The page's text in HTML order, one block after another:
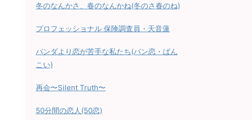
冬のなんかさ、春のなんかね(冬のさ春のね)
プロフェッショナル 保険調査員・天音蓮
パンダより恋が苦手な私たち(パン恋・ぱん
こい)
再会〜Silent Truth〜
50分間の恋人(50恋)